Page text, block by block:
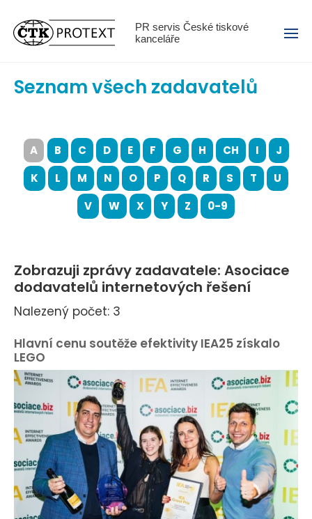
PR servis České tiskové
kanceláře
Menu
Seznam všech zadavatelů
A B C D E F G H CH I
J
K
L M N O P Q R S T
U
V
W X Y Z 0-9
Zobrazuji zprávy zadavatele: Asociace
dodavatelů internetových řešení
Nalezený počet: 3
Hlavní cenu soutěže efektivity IEA25 získalo
LEGO